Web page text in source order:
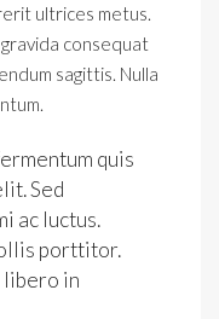
ultrices metus.
consequat
sagittis. Nulla
quis
Sed
ac luctus.
porttitor.
libero in